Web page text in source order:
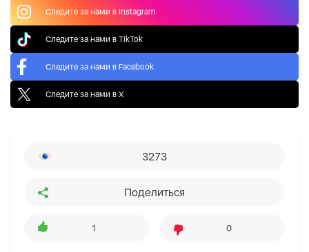
Следите за нами в Instagram
Следите за нами в TikTok
Следите за нами в Facebook
Следите за нами в X
3273
Поделиться
1 0